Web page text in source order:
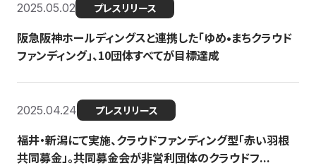
2025.05.02 プレスリリース
阪急阪神ホールディングスと連携した「ゆめ•まちクラウド
ファンディング」、10団体すべてが目標達成
2025.04.24 プレスリリース
福井・新潟にて実施、クラウドファンディング型「赤い羽根
共同募金」。共同募金会が非営利団体のクラウドフ...